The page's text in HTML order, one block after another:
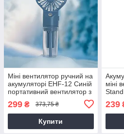
Міні вентилятор ручний на
акумуляторі EHF-12 Синій
портативний вентилятор з
299 ₴ 373,75 ₴
Купити
міні
239